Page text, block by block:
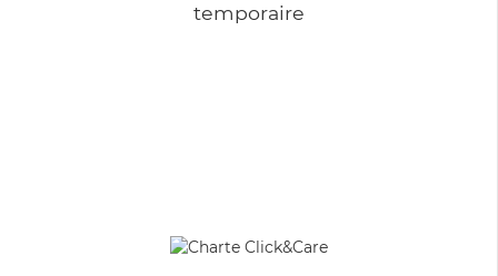
temporaire